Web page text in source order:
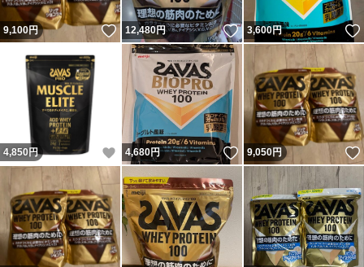
9,100円 いいね！
12,480円 いいね！
3,600円
4,850 円 いいね！
4,680円 いいね！
9,050円